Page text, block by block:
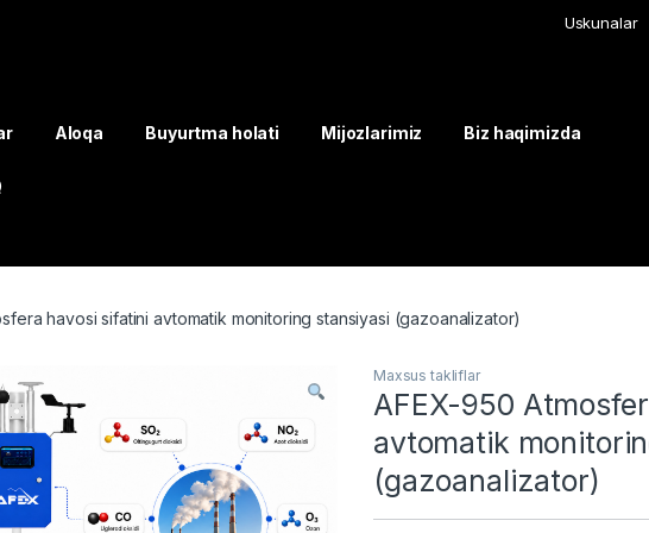
Uskunalar
Aloqa Buyurtma holati Mijozlarimiz Biz haqimizda
havosi sifatini avtomatik monitoring stansiyasi (gazoanalizator)
Maxsus takliflar
AFEX-950
avtomatik
(gazoanalizator)